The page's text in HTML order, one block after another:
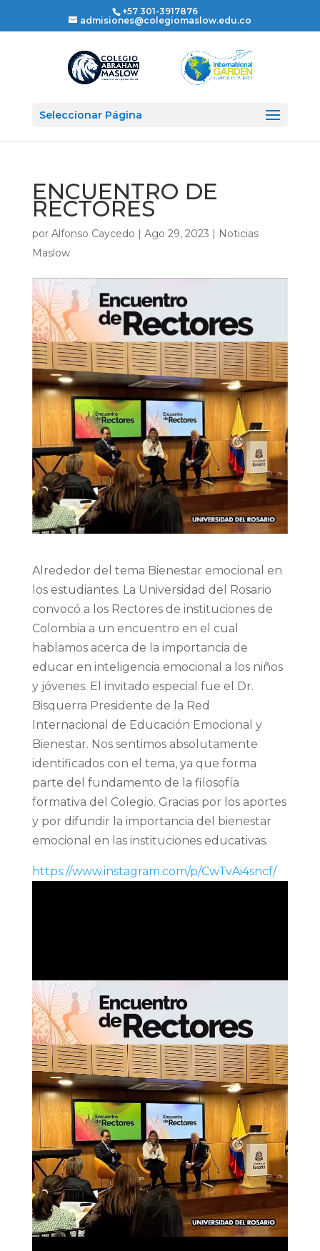
+57 301-3917876
admisiones@colegiomaslow.edu.co
Seleccionar Página
ENCUENTRO DE
RECTORES
por Alfonso Caycedo | Ago 29, 2023 | Noticias
Maslow
Alrededor del tema Bienestar emocional en
los estudiantes. La Universidad del Rosario
convocó a los Rectores de instituciones de
Colombia a un encuentro en el cual
hablamos acerca de la importancia de
educar en inteligencia emocional a los niños
y jóvenes. El invitado especial fue el Dr.
Bisquerra Presidente de la Red
Internacional de Educación Emocional y
Bienestar. Nos sentimos absolutamente
identificados con el tema, ya que forma
parte del fundamento de la filosofía
formativa del Colegio. Gracias por los aportes
y por difundir la importancia del bienestar
emocional en las instituciones educativas.
https://www.instagram.com/p/CwTvAi4sncf/